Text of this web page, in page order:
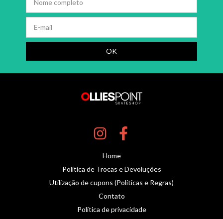
Home
Política de Trocas e Devoluções
Utilização de cupons (Políticas e Regras)
Contato
Política de privacidade